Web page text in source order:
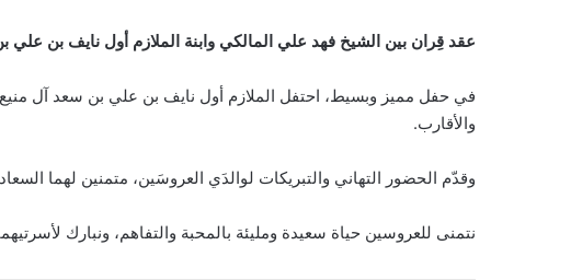
عقد قِران بين الشيخ فهد علي المالكي وابنة الملازم أول نايف بن علي
في حفل مميز وبسيط، احتفل الملازم أول نايف بن علي بن سعد آل
والأقارب.
وقدّم الحضور التهاني والتبريكات لوالدَي العروسَين، متمنين لهما
نتمنى للعروسين حياة سعيدة ومليئة بالمحبة والتفاهم، ونبارك